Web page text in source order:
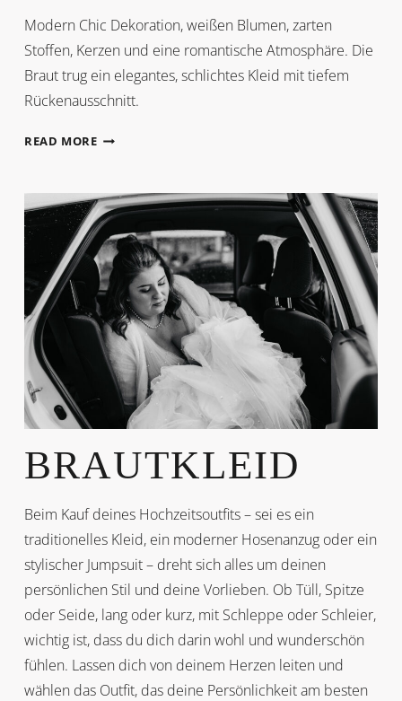
Modern Chic Dekoration, weißen Blumen, zarten
Stoffen, Kerzen und eine romantische Atmosphäre. Die
Braut trug ein elegantes, schlichtes Kleid mit tiefem
Rückenausschnitt.
READ MOREMODERN
BRAUTKLEID
Beim Kauf deines Hochzeitsoutfits – sei es ein
traditionelles Kleid, ein moderner Hosenanzug oder ein
stylischer Jumpsuit – dreht sich alles um deinen
persönlichen Stil und deine Vorlieben. Ob Tüll, Spitze
oder Seide, lang oder kurz, mit Schleppe oder Schleier,
wichtig ist, dass du dich darin wohl und wunderschön
fühlen. Lassen dich von deinem Herzen leiten und
wählen das Outfit, das deine Persönlichkeit am besten